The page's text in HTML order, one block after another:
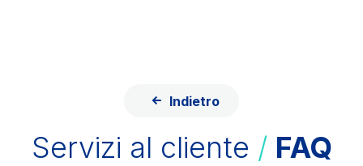
Chi siamo
Indietro
Servizi al cliente / FAQ